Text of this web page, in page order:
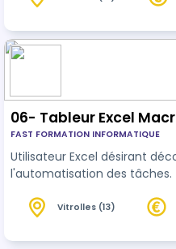
06- Tableur Excel
FAST FORMATION INFORMATIQUE
Utilisateur Excel désirant
l'automatisation des tâches.
Vitrolles (13)